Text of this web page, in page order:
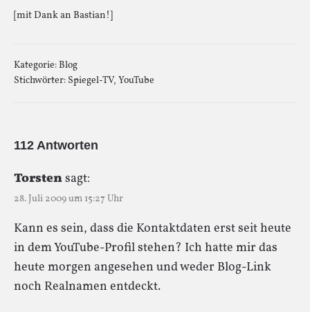
[mit Dank an Bastian!]
Kategorie:Blog
Stichwörter: Spiegel-TV, YouTube
112 Antworten
Torstensagt:
28. Juli 2009 um 15:27 Uhr
Kann es sein, dass die Kontaktdaten erst seit heute
in dem YouTube-Profil stehen? Ich hatte mir das
heute morgen angesehen und weder Blog-Link
noch Realnamen entdeckt.